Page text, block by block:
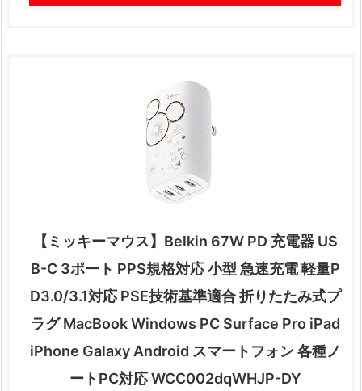
【ミッキーマウス】Belkin 67W PD 充電器 US
B-C 3ポート PPS規格対応 小型 急速充電 軽量P
D3.0/3.1対応 PSE技術基準適合 折りたたみ式プ
ラグ MacBook Windows PC Surface Pro iPad
iPhone Galaxy Android スマートフォン 各種ノ
ートPC対応 WCC002dqWHJP-DY